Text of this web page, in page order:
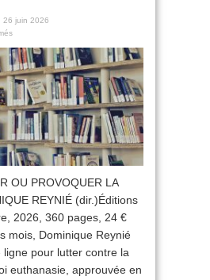
26 juin 2026
Juin
2026
OU PROVOQUER LA
REYNIÉ (dir.)Éditions
2026, 360 pages, 24 €
mois, Dominique Reynié
ligne pour lutter contre la
euthanasie, approuvée en